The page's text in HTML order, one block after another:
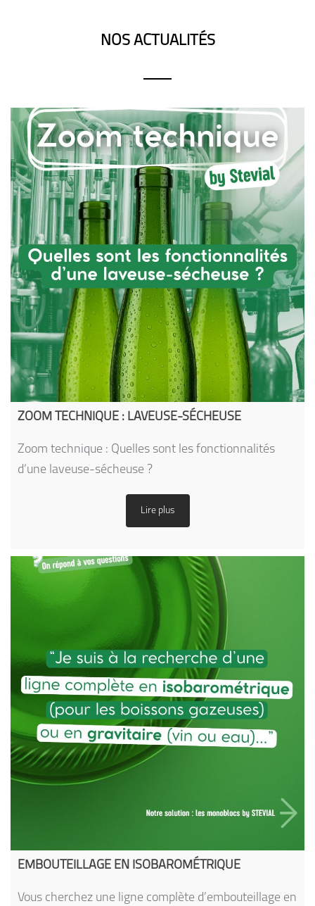
NOS ACTUALITÉS
ZOOM TECHNIQUE : LAVEUSE-SÉCHEUSE
Zoom technique : Quelles sont les fonctionnalités
d’une laveuse-sécheuse ?
Lire plus
EMBOUTEILLAGE EN ISOBAROMÉTRIQUE
Vous cherchez une ligne complète d’embouteillage en